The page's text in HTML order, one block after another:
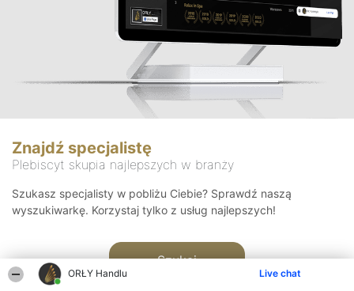
ORŁY Handlu Live chat
Znajdź specjalistę
Plebiscyt skupia najlepszych w branży
Szukasz specjalisty w pobliżu Ciebie? Sprawdź naszą
wyszukiwarkę. Korzystaj tylko z usług najlepszych!
Szukaj